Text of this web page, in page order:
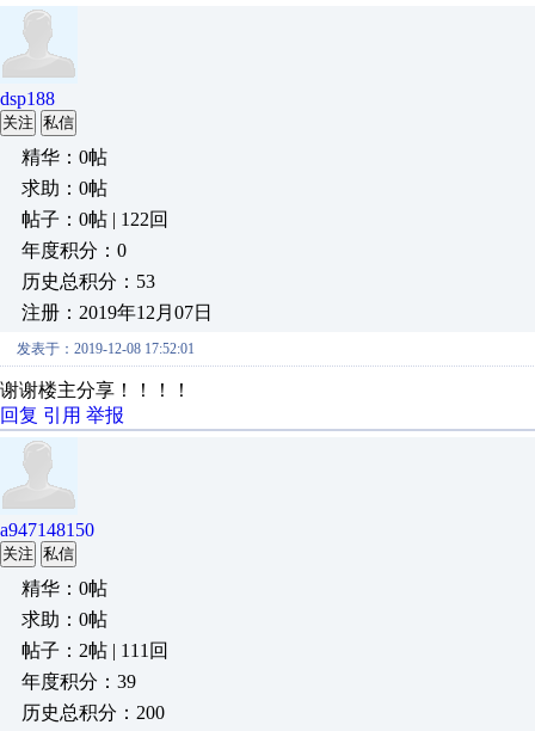
dsp188
关注 私信
精华：0帖
求助：0帖
帖子：0帖 | 122回
年度积分：0
历史总积分：53
注册：2019年12月07日
发表于：2019-12-08 17:52:01
谢谢楼主分享！！！！
回复 引用 举报
a947148150
关注 私信
精华：0帖
求助：0帖
帖子：2帖 | 111回
年度积分：39
历史总积分：200